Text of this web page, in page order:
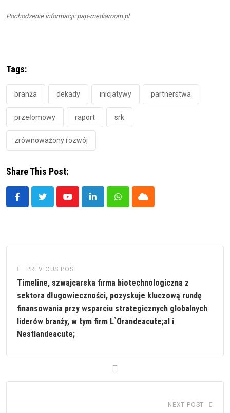
Pochodzenie informacji: pap-mediaroom.pl
Tags:
branża dekady inicjatywy partnerstwa
przełomowy raport srk
zrównoważony rozwój
Share This Post:
YoutubeLinkedInWhatsappCloud
PREVIOUS POST
Timeline, szwajcarska firma biotechnologiczna z
sektora długowieczności, pozyskuje kluczową rundę
finansowania przy wsparciu strategicznych globalnych
liderów branży, w tym firm L`Orandeacute;al i
Nestlandeacute;
NEXT POST